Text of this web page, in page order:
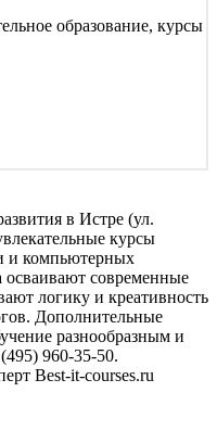
образование, курсы
в Истре (ул.
курсы
и компьютерных
осваивают современные
логику и креативность
Дополнительные
разнообразным и
960-35-50.
Best-it-courses.ru